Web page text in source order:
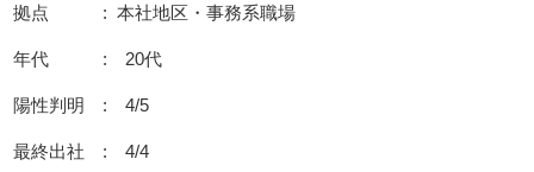
拠点 : 本社地区・事務系職場
年代 : 20代
陽性判明 : 4/5
最終出社 : 4/4